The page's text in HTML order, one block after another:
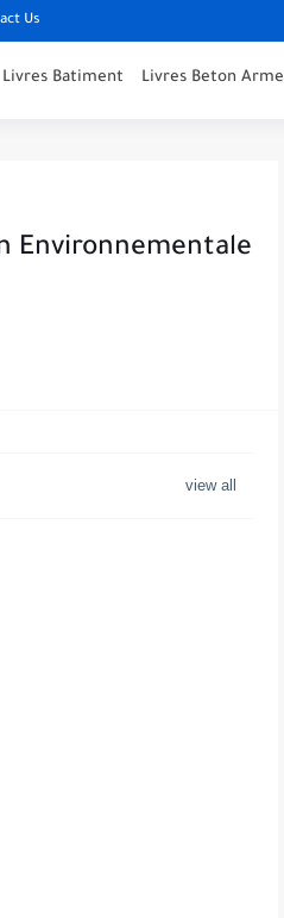
Us
Livres Batiment Livres Beton Arme
Environnementale